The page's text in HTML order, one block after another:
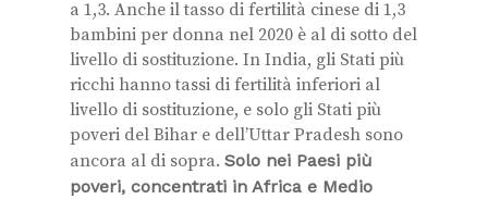
a 1,3. Anche il tasso di fertilità cinese di 1,3
bambini per donna nel 2020 è al di sotto del
livello di sostituzione. In India, gli Stati più
ricchi hanno tassi di fertilità inferiori al
livello di sostituzione, e solo gli Stati più
poveri del Bihar e dell’Uttar Pradesh sono
ancora al di sopra. Solo nei Paesi più
poveri, concentrati in Africa e Medio